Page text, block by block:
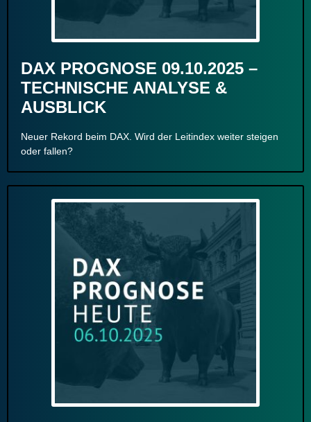
DAX PROGNOSE 09.10.2025 –
TECHNISCHE ANALYSE &
AUSBLICK
Neuer Rekord beim DAX. Wird der Leitindex weiter steigen
oder fallen?